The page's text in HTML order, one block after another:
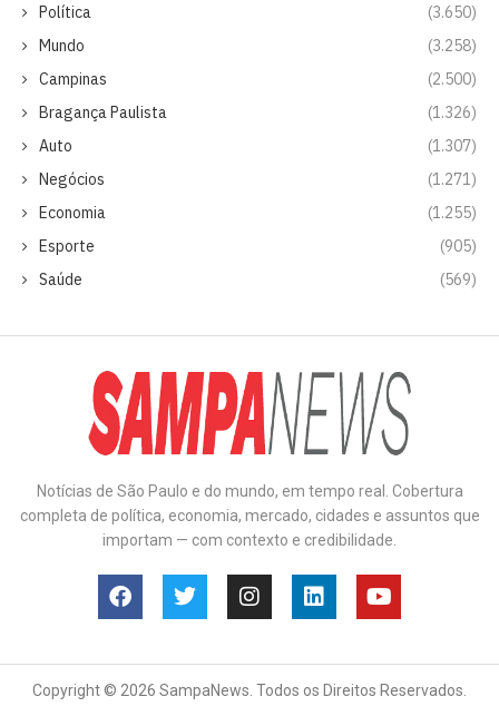
Política
(3.650)
Mundo
(3.258)
Campinas
(2.500)
Bragança Paulista
(1.326)
Auto
(1.307)
Negócios
(1.271)
Economia
(1.255)
Esporte
(905)
Saúde
(569)
Notícias de São Paulo e do mundo, em tempo real. Cobertura
completa de política, economia, mercado, cidades e assuntos que
importam — com contexto e credibilidade.
Copyright © 2026 SampaNews. Todos os Direitos Reservados.